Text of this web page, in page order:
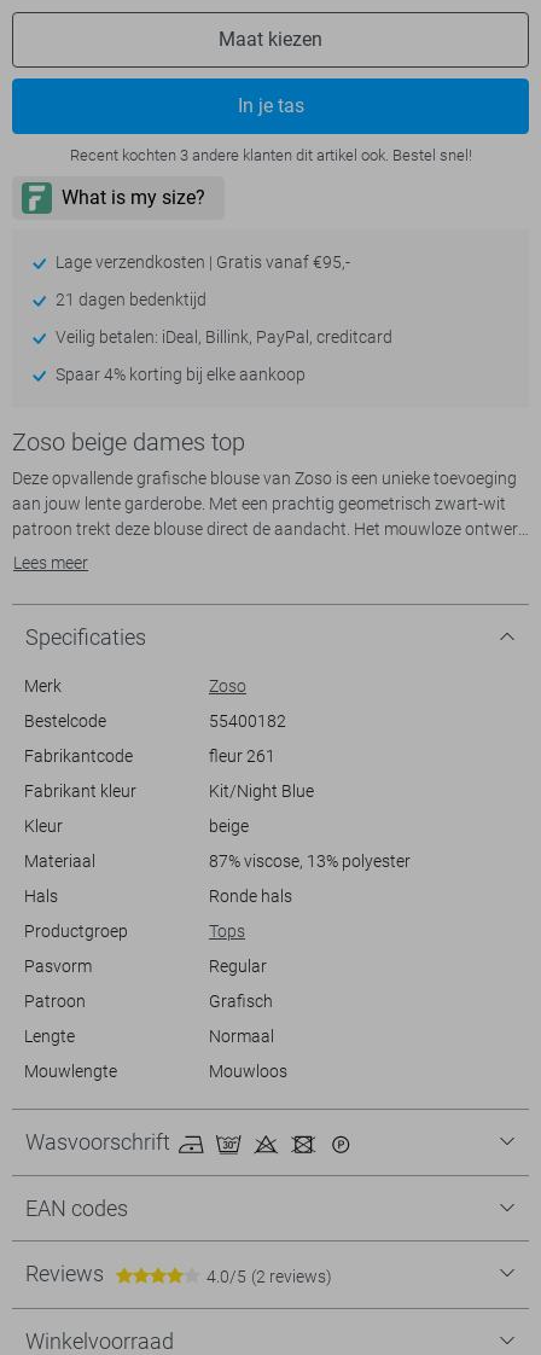
Maat kiezen
In je tas
Recent kochten 3 andere klanten dit artikel ook. Bestel snel!
Lage verzendkosten | Gratis vanaf €95,-
21 dagen bedenktijd
Veilig betalen: iDeal, Billink, PayPal, creditcard
Spaar 4% korting bij elke aankoop
Zoso beige dames top
Deze opvallende grafische blouse van Zoso is een unieke toevoeging
aan jouw lente garderobe. Met een prachtig geometrisch zwart-wit
patroon trekt deze blouse direct de aandacht. Het mouwloze ontwerp
en de ronde hals geven het een luchtige uitstraling, ideaal voor
comfortabele pasvorm die bij diverse lichaamstypes goed staat en
het viscose en polyester materiaal voelt zacht aan op de huid.
De Zoso blouse is perfect voor casual gelegenheden, maar kan ook
het met een lichte jeans voor een ontspannen dagje uit, of combineer
het met een strak zwart rokje voor een stijlvolle lunchafspraak.
Dankzij de normale lengte valt de blouse mooi op de heupen, terwijl de
nu een weekendje weg gaat of een middagje gaat shoppen, deze
blouse biedt de juiste mix van stijl en comfort.
Lees meer
Specificaties
Merk
Zoso
Bestelcode
55400182
Fabrikantcode
fleur 261
Fabrikant kleur
Kit/Night Blue
Kleur
beige
Materiaal
87% viscose, 13% polyester
Hals
Ronde hals
Productgroep
Tops
Pasvorm
Regular
Patroon
Grafisch
Lengte
Normaal
Mouwlengte
Mouwloos
Wasvoorschrift
EAN codes
Reviews 4.0/5 (2 reviews)
Winkelvoorraad